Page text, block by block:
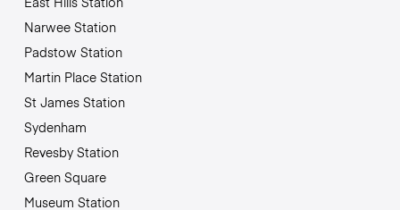
Narwee Station
Padstow Station
Martin Place Station
St James Station
Sydenham
Revesby Station
Green Square
Museum Station